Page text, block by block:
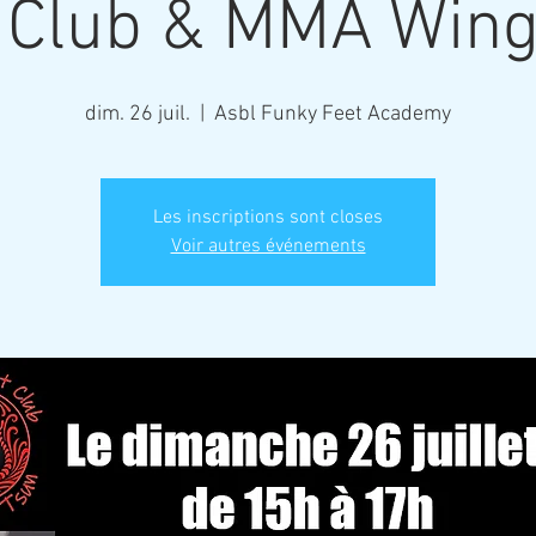
& MMA
dim. 26 juil. Asbl Funky Feet Academy
Les inscriptions sont closes
Voir autres événements